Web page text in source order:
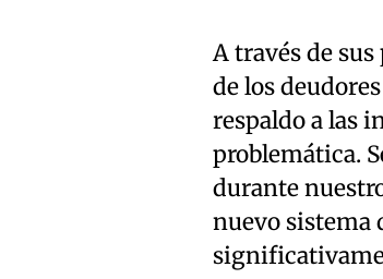
A través de
de los
respaldo a las
problemática.
durante
nuevo sistema